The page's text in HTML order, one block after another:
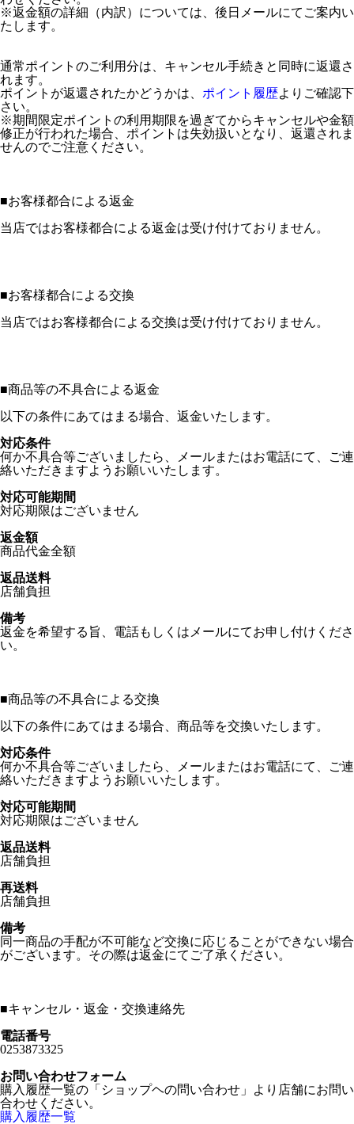
※返金額の詳細（内訳）については、後日メールにてご案内い
たします。
通常ポイントのご利用分は、キャンセル手続きと同時に返還さ
れます。
ポイントが返還されたかどうかは、 ポイント履歴よりご確認下
さい。
※期間限定ポイントの利用期限を過ぎてからキャンセルや金額
修正が行われた場合、ポイントは失効扱いとなり、返還されま
せんのでご注意ください。
■お客様都合による返金
当店ではお客様都合による返金は受け付けておりません。
■お客様都合による交換
当店ではお客様都合による交換は受け付けておりません。
■商品等の不具合による返金
以下の条件にあてはまる場合、返金いたします。
対応条件
何か不具合等ございましたら、メールまたはお電話にて、ご連
絡いただきますようお願いいたします。
対応可能期間
対応期限はございません
返金額
商品代金全額
返品送料
店舗負担
備考
返金を希望する旨、電話もしくはメールにてお申し付けくださ
い。
■商品等の不具合による交換
以下の条件にあてはまる場合、商品等を交換いたします。
対応条件
何か不具合等ございましたら、メールまたはお電話にて、ご連
絡いただきますようお願いいたします。
対応可能期間
対応期限はございません
返品送料
店舗負担
再送料
店舗負担
備考
同一商品の手配が不可能など交換に応じることができない場合
がございます。その際は返金にてご了承ください。
■キャンセル・返金・交換連絡先
電話番号
0253873325
お問い合わせフォーム
購入履歴一覧の「ショップヘの問い合わせ」より店舗にお問い
合わせください。
購入履歴一覧